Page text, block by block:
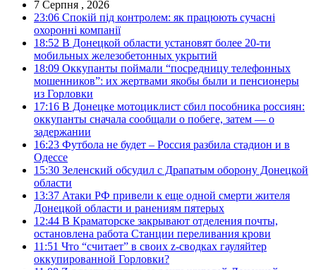
7 Серпня , 2026
23:06 Спокій під контролем: як працюють сучасні
охоронні компанії
18:52 В Донецкой области установят более 20-ти
мобильных железобетонных укрытий
18:09 Оккупанты поймали “посредницу телефонных
мошенников”: их жертвами якобы были и пенсионеры
из Горловки
17:16 В Донецке мотоциклист сбил пособника россиян:
оккупанты сначала сообщали о побеге, затем — о
задержании
16:23 Футбола не будет – Россия разбила стадион и в
Одессе
15:30 Зеленский обсудил с Драпатым оборону Донецкой
области
13:37 Атаки РФ привели к еще одной смерти жителя
Донецкой области и ранениям пятерых
12:44 В Краматорске закрывают отделения почты,
остановлена работа Станции переливания крови
11:51 Что “считает” в своих z-сводках гауляйтер
оккупированной Горловки?